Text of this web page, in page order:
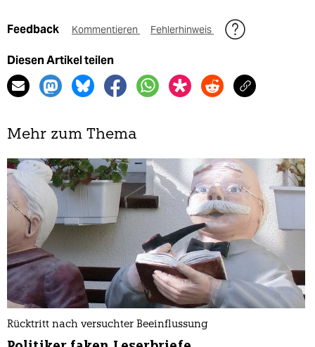
Feedback Kommentieren Fehlerhinweis
Diesen Artikel teilen
Mehr zum Thema
Rücktritt nach versuchter Beeinflussung